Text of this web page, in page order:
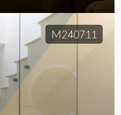
M240711